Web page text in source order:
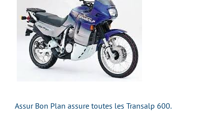
Assur Bon Plan assure toutes les Transalp 600.